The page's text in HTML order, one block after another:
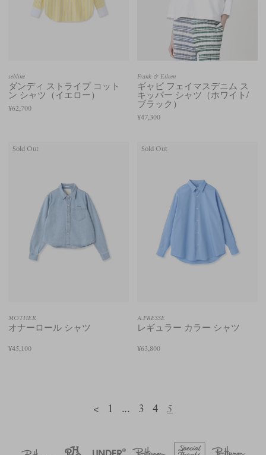
sebline
ダンディ ストライプ コット
ン シャツ（イエロー）
¥62,700
Frank & Eileen
ギャビ フェイマスデニム ス
キッパー シャツ（ホワイト/
ブラック）
¥47,300
Sold Out
MOTHER
オナーロール シャツ
¥45,100
Sold Out
A.PRESSE
レギュラー カラー シャツ
¥63,800
< 1 ... 3 4 5